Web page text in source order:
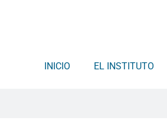
INICIO EL INSTITUTO